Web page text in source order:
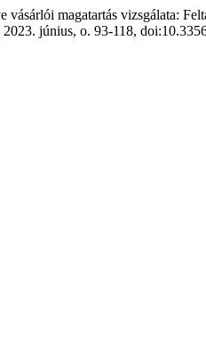
magatartás vizsgálata:
2023. június, o. 93-118,